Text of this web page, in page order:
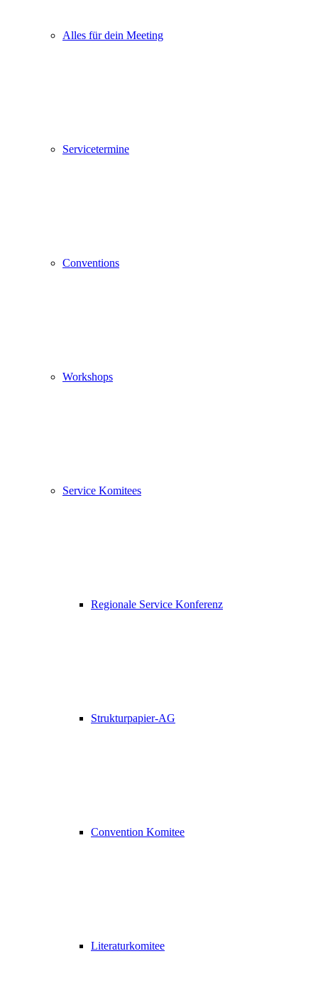
Alles für dein Meeting
Servicetermine
Conventions
Workshops
Service Komitees
Regionale Service Konferenz
Strukturpapier-AG
Convention Komitee
Literaturkomitee